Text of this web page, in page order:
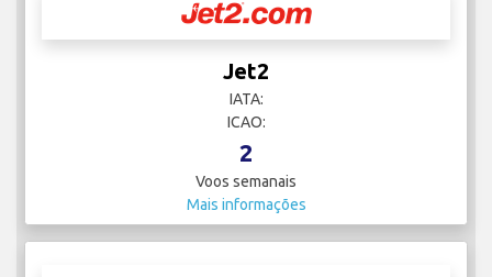
Jet2
IATA:
ICAO:
2
Voos semanais
Mais informações